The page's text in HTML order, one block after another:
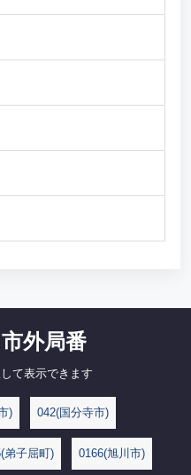
外局番
て表示できます
) 042(国分寺市)
弟子屈町) 0166(旭川市)